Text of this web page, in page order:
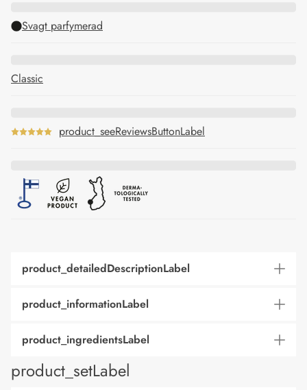
Svagt parfymerad
Classic
product_seeReviewsButtonLabel
product_detailedDescriptionLabel
product_informationLabel
product_ingredientsLabel
product_setLabel